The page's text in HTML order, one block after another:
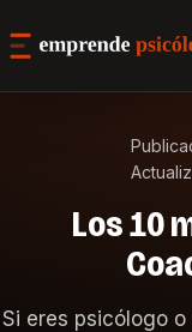
Los 10
Si eres psicólogo